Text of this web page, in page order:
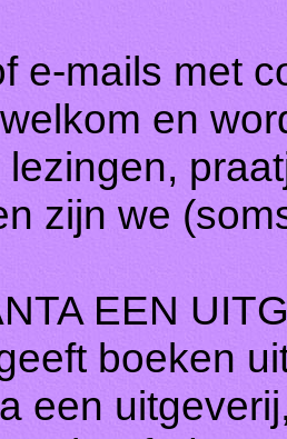
e-mails met
en
zijn we
EEN
boeken
een